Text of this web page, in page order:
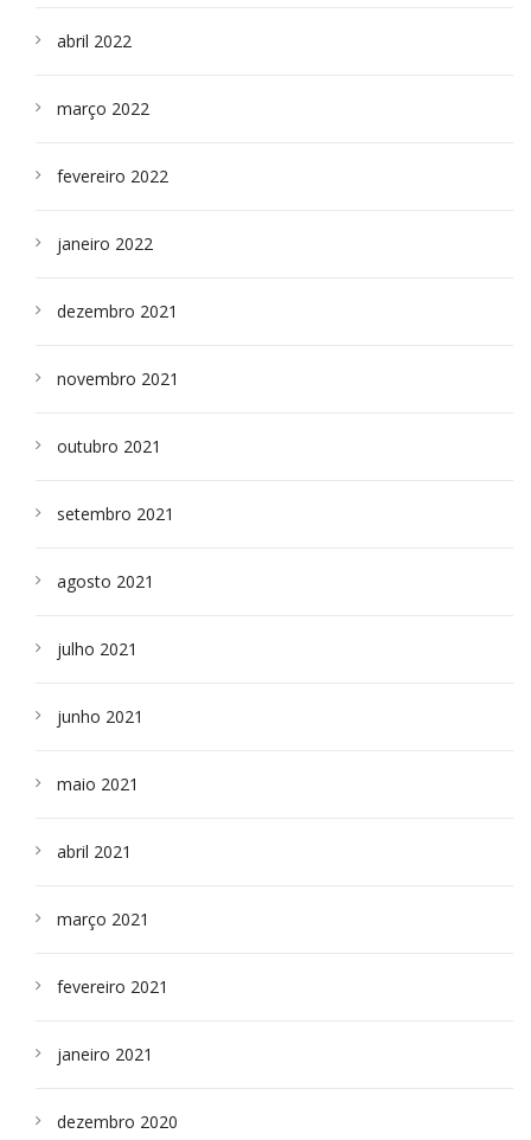
abril 2022
março 2022
fevereiro 2022
janeiro 2022
dezembro 2021
novembro 2021
outubro 2021
setembro 2021
agosto 2021
julho 2021
junho 2021
maio 2021
abril 2021
março 2021
fevereiro 2021
janeiro 2021
dezembro 2020